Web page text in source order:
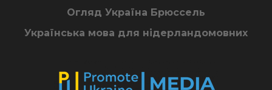
Огляд Україна Брюссель
Українська мова для нідерландомовних